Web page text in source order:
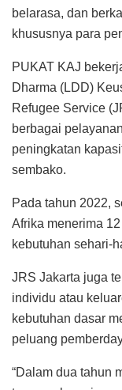
belarasa, dan
khususnya para
PUKAT KAJ
Dharma (LDD)
Refugee Service
berbagai
peningkatan
sembako.
Pada tahun 2022,
Afrika menerima
kebutuhan sehari-
JRS Jakarta juga
individu atau
kebutuhan dasar
peluang
“Dalam dua tahun